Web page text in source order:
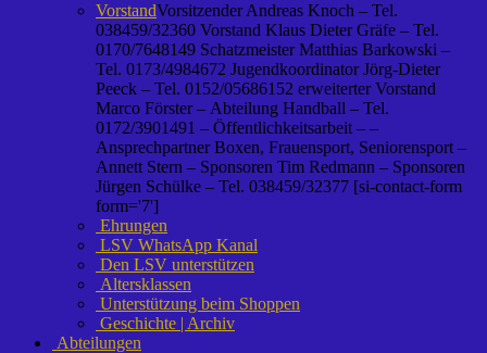
VorstandVorsitzender Andreas Knoch – Tel.
038459/32360 Vorstand Klaus Dieter Gräfe – Tel.
0170/7648149 Schatzmeister Matthias Barkowski –
Tel. 0173/4984672 Jugendkoordinator Jörg-Dieter
Peeck – Tel. 0152/05686152 erweiterter Vorstand
Marco Förster – Abteilung Handball – Tel.
0172/3901491 – Öffentlichkeitsarbeit – –
Ansprechpartner Boxen, Frauensport, Seniorensport –
Annett Stern – Sponsoren Tim Redmann – Sponsoren
Jürgen Schülke – Tel. 038459/32377 [si-contact-form
form='7']
Ehrungen
LSV WhatsApp Kanal
Den LSV unterstützen
Altersklassen
Unterstützung beim Shoppen
Geschichte | Archiv
Abteilungen